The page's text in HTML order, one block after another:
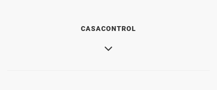
CASACONTROL